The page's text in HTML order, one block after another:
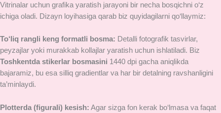
Vitrinalar uchun grafika yaratish jarayoni bir necha bosqichni o‘z
ichiga oladi. Dizayn loyihasiga qarab biz quyidagilarni qo‘llaymiz:
To‘liq rangli keng formatli bosma: Detalli fotografik tasvirlar,
peyzajlar yoki murakkab kollajlar yaratish uchun ishlatiladi. Biz
Toshkentda stikerlar bosmasini 1440 dpi gacha aniqlikda
bajaramiz, bu esa silliq gradientlar va har bir detalning ravshanligini
ta’minlaydi.
Plotterda (figurali) kesish: Agar sizga fon kerak bo‘lmasa va faqat